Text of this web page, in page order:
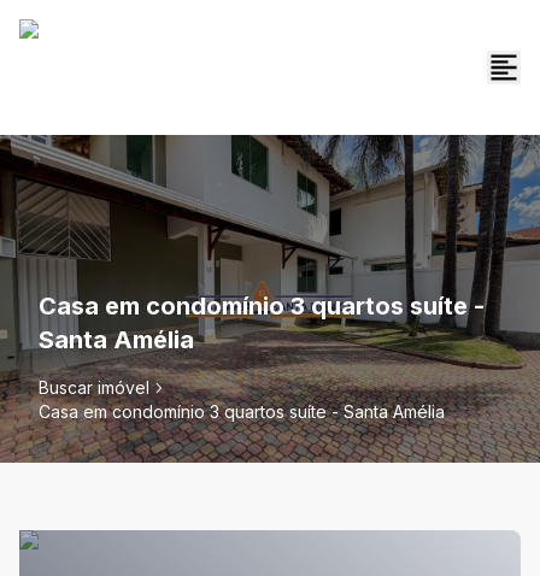
Casa em condomínio 3 quartos suíte -
Santa Amélia
Buscar imóvel
Casa em condomínio 3 quartos suíte - Santa Amélia